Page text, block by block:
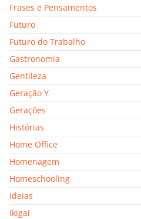
Frases e Pensamentos
Futuro
Futuro do Trabalho
Gastronomia
Gentileza
Geração Y
Gerações
Histórias
Home Office
Homenagem
Homeschooling
Ideias
Ikigai